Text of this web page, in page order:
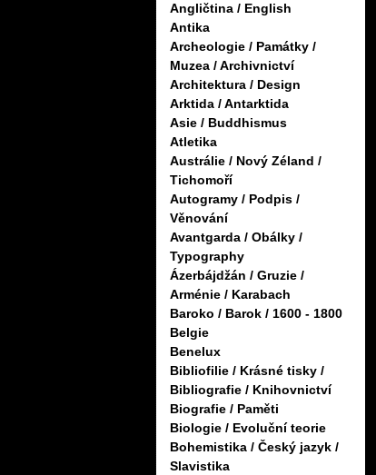
Angličtina / English
Antika
Archeologie / Památky /
Muzea / Archivnictví
Architektura / Design
Arktida / Antarktida
Asie / Buddhismus
Atletika
Austrálie / Nový Zéland /
Tichomoří
Autogramy / Podpis /
Věnování
Avantgarda / Obálky /
Typography
Ázerbájdžán / Gruzie /
Arménie / Karabach
Baroko / Barok / 1600 - 1800
Belgie
Benelux
Bibliofilie / Krásné tisky /
Bibliografie / Knihovnictví
Biografie / Paměti
Biologie / Evoluční teorie
Bohemistika / Český jazyk /
Slavistika